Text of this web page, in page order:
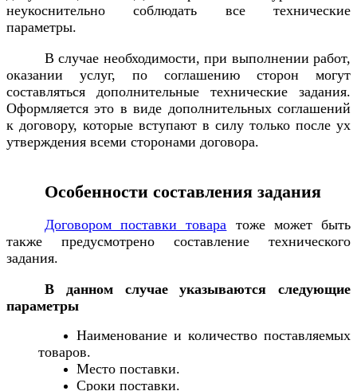
неукоснительно соблюдать все технические
параметры.
В случае необходимости, при выполнении работ,
оказании услуг, по соглашению сторон могут
составляться дополнительные технические задания.
Оформляется это в виде дополнительных соглашений
к договору, которые вступают в силу только после ух
утверждения всеми сторонами договора.
Особенности составления задания
Договором поставки товара тоже может быть
также предусмотрено составление технического
задания.
В данном случае указываются следующие
параметры
Наименование и количество поставляемых
товаров.
Место поставки.
Сроки поставки.